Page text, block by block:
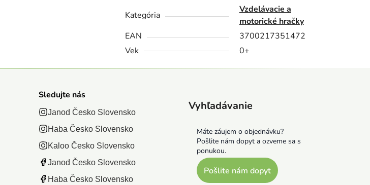
Kategória
Vzdelávacie a
motorické hračky
EAN
3700217351472
Vek
0+
Sledujte nás
Janod Česko Slovensko
Haba Česko Slovensko
Kaloo Česko Slovensko
Janod Česko Slovensko
Haba Česko Slovensko
Vyhľadávanie
Máte záujem o objednávku?
Pošlite nám dopyt a ozveme sa s
ponukou.
Pošlite nám dopyt